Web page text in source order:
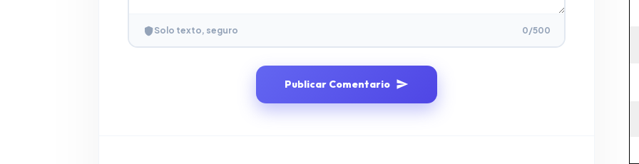
Solo texto, seguro 0/500
Publicar Comentario